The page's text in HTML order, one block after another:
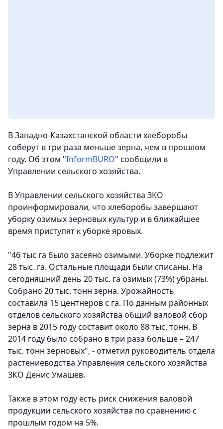
В Западно-Казахстанской области хлеборобы
соберут в три раза меньше зерна, чем в прошлом
году. Об этом "InformBURO" сообщили в
Управлении сельского хозяйства.
В Управлении сельского хозяйства ЗКО
проинформировали, что хлеборобы завершают
уборку озимых зерновых культур и в ближайшее
время приступят к уборке яровых.
"46 тыс га было засеяно озимыми. Уборке подлежит
28 тыс. га. Остальные площади были списаны. На
сегодняшний день 20 тыс. га озимых (73%) убраны.
Собрано 20 тыс. тонн зерна. Урожайность
составила 15 центнеров с га. По данным районных
отделов сельского хозяйства общий валовой сбор
зерна в 2015 году составит около 88 тыс. тонн. В
2014 году было собрано в три раза больше – 247
тыс. тонн зерновых", - отметил руководитель отдела
растениеводства Управления сельского хозяйства
ЗКО Денис Умашев.
Также в этом году есть риск снижения валовой
продукции сельского хозяйства по сравнению с
прошлым годом на 5%.